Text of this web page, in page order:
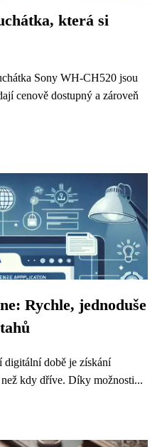
která si
Sony WH-CH520 jsou
cenově dostupný a zároveň
Rychle, jednoduše
digitální době je získání
kdy dříve. Díky možnosti...